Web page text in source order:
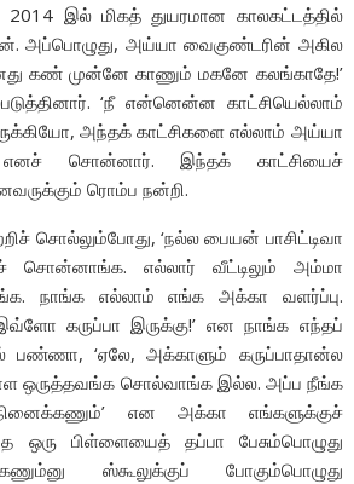
இல் மிகத் துயரமான காலகட்டத்தில்
அப்பொழுது, அய்யா வைகுண்டரின் அகில
உனது கண் முன்னே காணும் மகனே கலங்காதே!’
‘நீ என்னென்ன காட்சியெல்லாம்
அந்தக் காட்சிகளை எல்லாம் அய்யா
சொன்னார். இந்தக் காட்சியைச்
ரொம்ப நன்றி.
சொல்லும்போது, ‘நல்ல பையன் பாசிட்டிவா
சொன்னாங்க. எல்லார் வீட்டிலும் அம்மா
நாங்க எல்லாம் எங்க அக்கா வளர்ப்பு.
கருப்பா இருக்கு!’ என நாங்க எந்தப்
பண்ணா, ‘ஏலே, அக்காளும் கருப்பாதான்ல
ஒருத்தவங்க சொல்வாங்க இல்ல. அப்ப நீங்க
என அக்கா எங்களுக்குச்
பிள்ளையைத் தப்பா பேசும்பொழுது
ஸ்கூலுக்குப் போகும்பொழுது